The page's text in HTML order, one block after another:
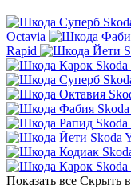
Octavia
Rapid
Skoda
Показать все Скрыть